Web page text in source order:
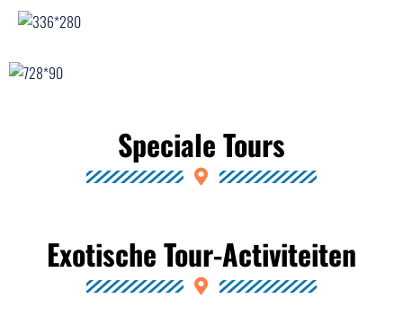
Speciale Tours
Exotische Tour-Activiteiten